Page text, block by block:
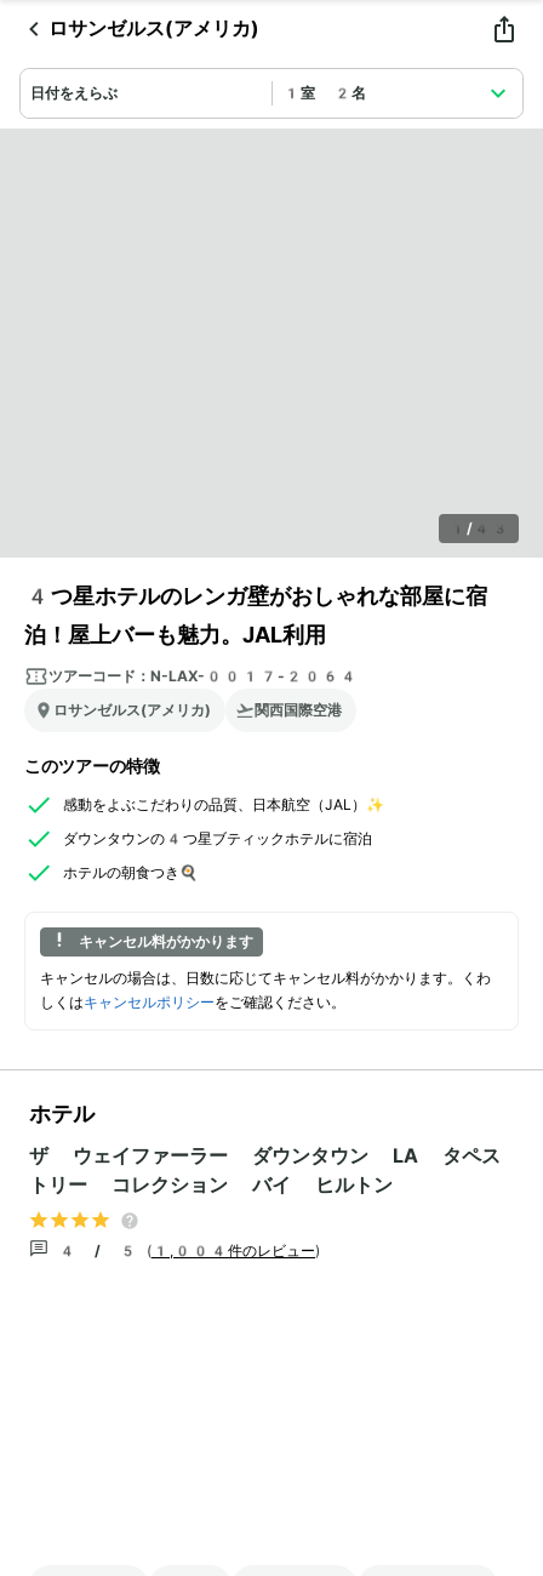
ロサンゼルス(アメリカ)
日付をえらぶ 1室 2名
1 / 43
4つ星ホテルのレンガ壁がおしゃれな部屋に宿
泊！屋上バーも魅力。JAL利用
ツアーコード： N-LAX-0017-2064
ロサンゼルス(アメリカ)
関西国際空港
このツアーの特徴
感動をよぶこだわりの品質、日本航空（JAL）✨
ダウンタウンの4つ星ブティックホテルに宿泊
ホテルの朝食つき🍳
キャンセル料がかかります
キャンセルの場合は、日数に応じてキャンセル料がかかります。くわ
しくはキャンセルポリシーをご確認ください。
ホテル
ザ ウェイファーラー ダウンタウン LA タペス
トリー コレクション バイ ヒルトン
4 / 5 ( 1,004件のレビュー)